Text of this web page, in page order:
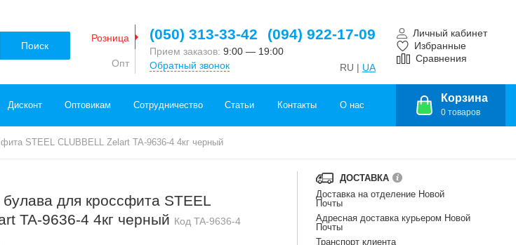
Поиск
Розница
Опт
(050) 313-33-42 (094) 922-17-09
Прием заказов: 9:00 — 19:00
Обратный звонок
RU | UA
Личный кабинет
Избранные
Сравнения
Дисконт Оптовикам Сотрудничество Статьи Контакты О нас
Корзина
0 товаров
STEEL CLUBBELL Zelart TA-9636-4 4кг черный
для кроссфита STEEL
TA-9636-4 4кг черный Код TA-9636-4
ДОСТАВКА
Доставка на отделение Новой
Почты
Адресная доставка курьером Новой
Почты
Транспорт клиента